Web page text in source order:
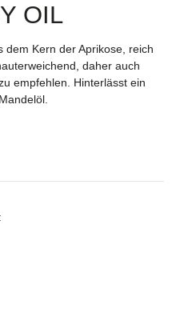
OIL
Kern der Aprikose, reich
daher auch
empfehlen. Hinterlässt ein